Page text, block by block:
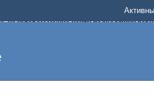
на котором можно найти подходящий
или сайт не платит, то указывайте в
новые темы, размещайте